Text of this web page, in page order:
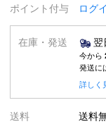
ポイント付与
ログ
在庫・発送 翌
今から
発送に
詳しく
送料 送料